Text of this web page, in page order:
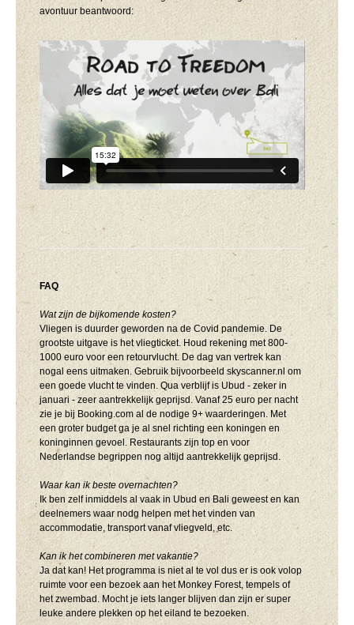
avontuur beantwoord:
FAQ
Wat zijn de bijkomende kosten?
Vliegen is duurder geworden na de Covid pandemie. De
grootste uitgave is het vliegticket. Houd rekening met 800-
1000 euro voor een retourvlucht. De dag van vertrek kan
nogal eens uitmaken. Gebruik bijvoorbeeld skyscanner.nl om
een goede vlucht te vinden. Qua verblijf is Ubud - zeker in
januari - zeer aantrekkelijk geprijsd. Vanaf 25 euro per nacht
zie je bij Booking.com al de nodige 9+ waarderingen. Met
een groter budget ga je al snel richting een koningen en
koninginnen gevoel. Restaurants zijn top en voor
Nederlandse begrippen nog altijd aantrekkelijk geprijsd.
Waar kan ik beste overnachten?
Ik ben zelf inmiddels al vaak in Ubud en Bali geweest en kan
deelnemers waar nodg helpen met het vinden van
accommodatie, transport vanaf vliegveld, etc.
Kan ik het combineren met vakantie?
Ja dat kan! Het programma is niet al te vol dus er is ook volop
ruimte voor een bezoek aan het Monkey Forest, tempels of
het zwembad. Mocht je iets langer blijven dan zijn er super
leuke andere plekken op het eiland te bezoeken.